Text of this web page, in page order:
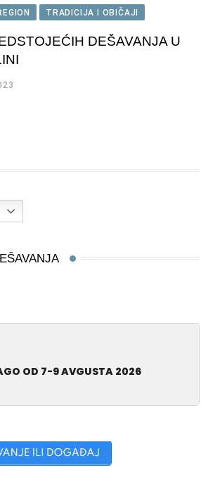
TRADICIJA I OBIČAJI
DEŠAVANJA U
OD 7-9 AVGUSTA 2026